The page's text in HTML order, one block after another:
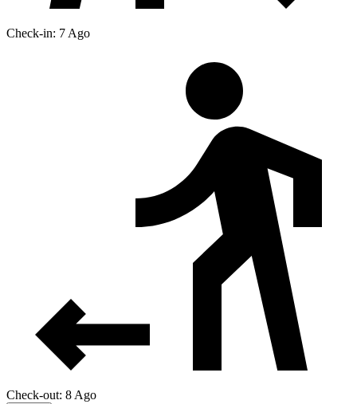
Check-in: 7 Ago
Check-out: 8 Ago